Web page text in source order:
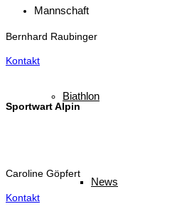
Mannschaft
Biathlon
News
Bernhard Raubinger
Kontakt
Sportwart Alpin
Caroline Göpfert
Kontakt